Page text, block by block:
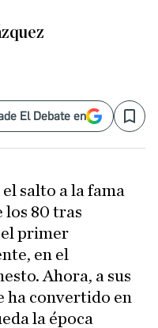
El Debate en Save
salto a la fama
los 80 tras
primer
en el
Ahora, a sus
ha convertido en
la época